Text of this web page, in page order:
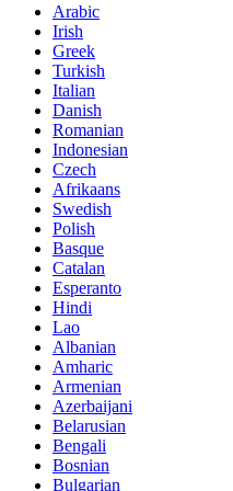
Arabic
Irish
Greek
Turkish
Italian
Danish
Romanian
Indonesian
Czech
Afrikaans
Swedish
Polish
Basque
Catalan
Esperanto
Hindi
Lao
Albanian
Amharic
Armenian
Azerbaijani
Belarusian
Bengali
Bosnian
Bulgarian